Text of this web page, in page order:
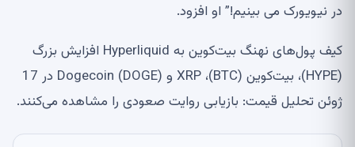
در نیویورک می بینیم!” او افزود.
کیف پول‌های نهنگ بیت‌کوین به Hyperliquid افزایش بزرگ
(HYPE)، بیت‌کوین (BTC)، XRP و Dogecoin (DOGE) در 17
ژوئن تحلیل قیمت: بازیابی روایت صعودی را مشاهده می‌کنند.